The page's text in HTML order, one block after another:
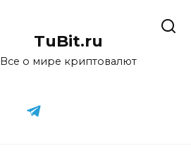
TuBit.ru
Все о мире криптовалют